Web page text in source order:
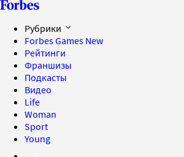
Рубрики
Forbes Games New
Рейтинги
Франшизы
Подкасты
Видео
Life
Woman
Sport
Young